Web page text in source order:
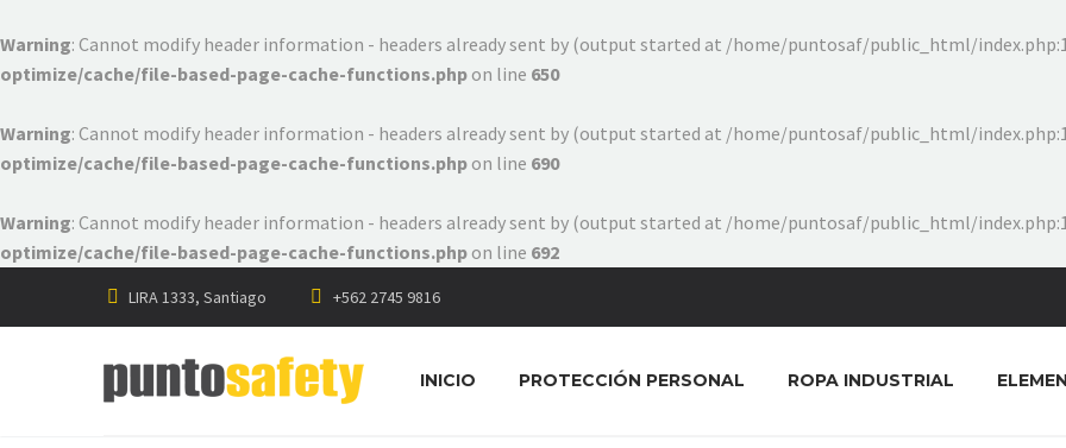
Warning: Cannot modify header information - headers already sent by (output started at /home/puntosaf/public_html/
optimize/cache/file-based-page-cache-functions.php on line 650
Warning: Cannot modify header information - headers already sent by (output started at /home/puntosaf/public_html/
optimize/cache/file-based-page-cache-functions.php on line 690
Warning: Cannot modify header information - headers already sent by (output started at /home/puntosaf/public_html/
optimize/cache/file-based-page-cache-functions.php on line 692
LIRA 1333, Santiago +562 2745 9816
INICIO PROTECCIÓN PERSONAL ROPA INDUSTRIAL